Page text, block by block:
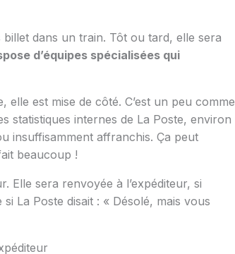
dans un train. Tôt ou tard, elle sera
d’équipes spécialisées qui
est mise de côté. C’est un peu comme
statistiques internes de La Poste, environ
insuffisamment affranchis. Ça peut
beaucoup !
Elle sera renvoyée à l’expéditeur, si
si La Poste disait : « Désolé, mais vous